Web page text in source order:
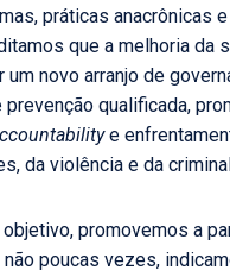
práticas anacrônicas
que a melhoria da
novo arranjo de
prevenção qualificada,
e
da violência e da
promovemos a
poucas vezes,